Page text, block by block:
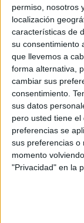
permiso, nosotros
localización
características de
su consentimiento
que llevemos a
forma alternativa,
cambiar sus
consentimiento.
sus datos
pero usted tiene
preferencias se
sus preferencias o
momento
"Privacidad" en la